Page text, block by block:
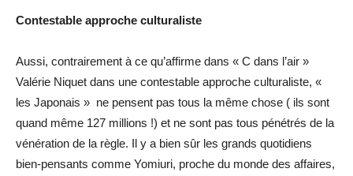
Contestable approche culturaliste
Aussi, contrairement à ce qu’affirme dans « C dans l’air »
Valérie Niquet dans une contestable approche culturaliste, «
les Japonais » ne pensent pas tous la même chose ( ils sont
quand même 127 millions !) et ne sont pas tous pénétrés de la
vénération de la règle. Il y a bien sûr les grands quotidiens
bien-pensants comme Yomiuri, proche du monde des affaires,